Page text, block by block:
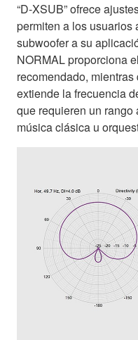
“D-XSUB” ofrece
permiten a los usuarios
subwoofer a su
NORMAL proporciona
recomendado,
extiende la frecuencia
que requieren un
música clásica u